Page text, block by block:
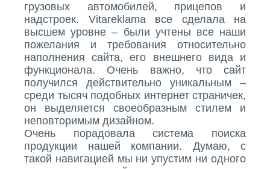
грузовых автомобилей, прицепов и
надстроек. Vitareklama все сделала на
высшем уровне – были учтены все наши
пожелания и требования относительно
наполнения сайта, его внешнего вида и
функционала. Очень важно, что сайт
получился действительно уникальным –
среди тысяч подобных интернет страничек,
он выделяется своеобразным стилем и
неповторимым дизайном.
Очень порадовала система поиска
продукции нашей компании. Думаю, с
такой навигацией мы ни упустим ни одного